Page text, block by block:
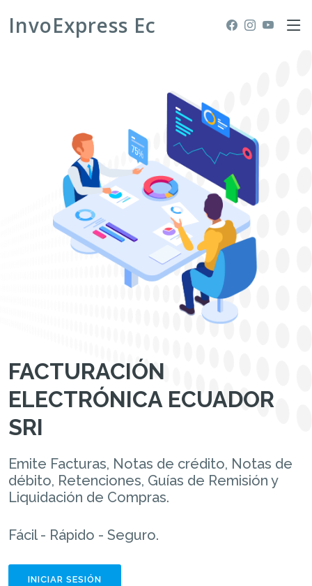
InvoExpress Ec
FACTURACIÓN
ELECTRÓNICA ECUADOR
SRI
Emite Facturas, Notas de crédito, Notas de
débito, Retenciones, Guías de Remisión y
Liquidación de Compras.
Fácil - Rápido - Seguro.
INICIAR SESIÓN